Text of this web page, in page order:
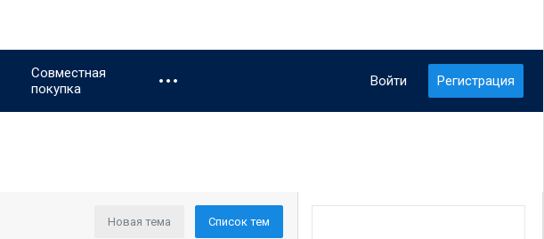
Совместная
покупка
Войти Регистрация
Новая тема Список тем